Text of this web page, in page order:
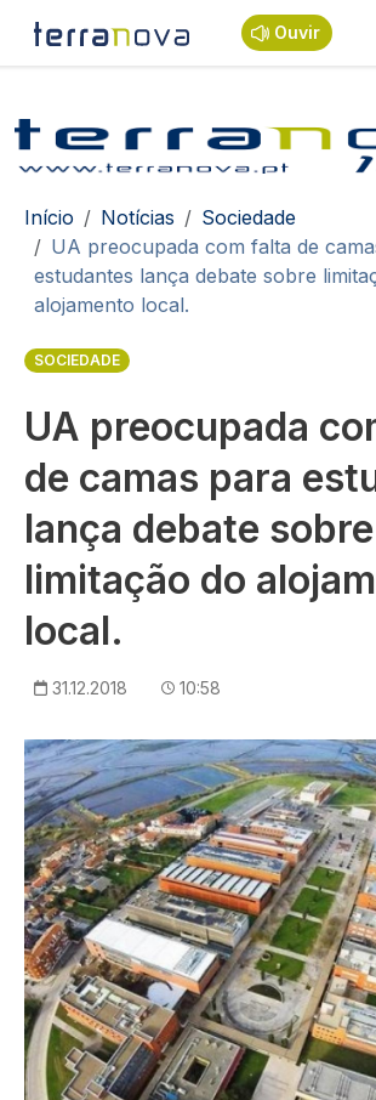
Passar para o conteúdo principal
Ouvir
Navegação estrutural
Início Notícias
Sociedade
UA preocupada com falta de
estudantes lança debate sobre
alojamento local.
SOCIEDADE
UA preocupada
de camas para
lança debate sobre
limitação do
local.
31.12.2018 10:58
Imagem